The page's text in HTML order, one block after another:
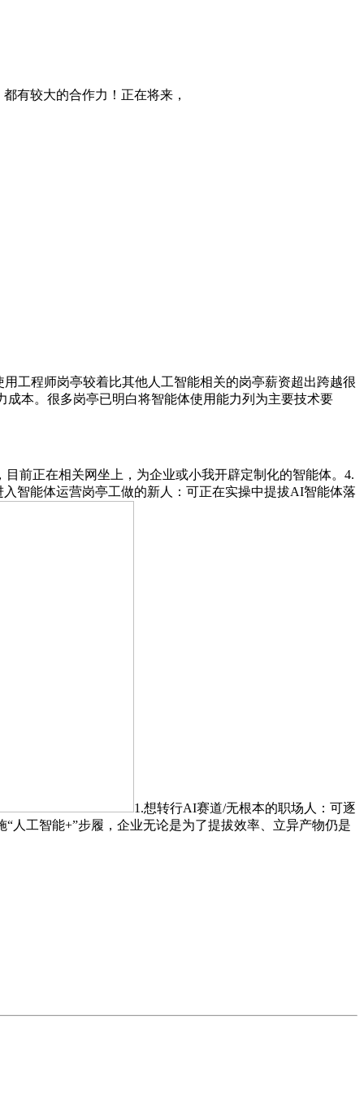
有较大的合作力！正在将来，
工程师岗亭较着比其他人工智能相关的岗亭薪资超出跨越很
成本。很多岗亭已明白将智能体使用能力列为主要技术要
前正在相关网坐上，为企业或小我开辟定制化的智能体。4.
智能体运营岗亭工做的新人：可正在实操中提拔AI智能体落
1.想转行AI赛道/无根本的职场人：可逐
人工智能+”步履，企业无论是为了提拔效率、立异产物仍是